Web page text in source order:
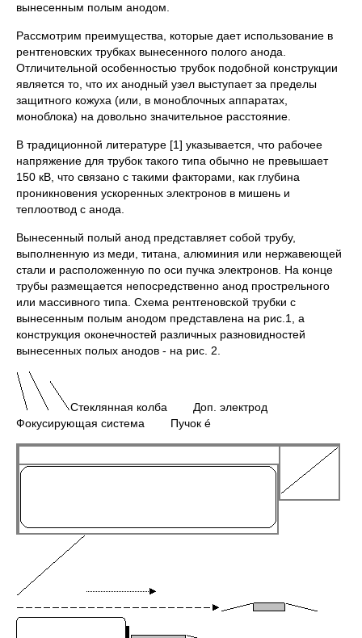
вынесенным полым анодом.
Рассмотрим преимущества, которые дает использование в
рентгеновских трубках вынесенного полого анода.
Отличительной особенностью трубок подобной конструкции
является то, что их анодный узел выступает за пределы
защитного кожуха (или, в моноблочных аппаратах,
моноблока) на довольно значительное расстояние.
В традиционной литературе [1] указывается, что рабочее
напряжение для трубок такого типа обычно не превышает
150 кВ, что связано с такими факторами, как глубина
проникновения ускоренных электронов в мишень и
теплоотвод с анода.
Вынесенный полый анод представляет собой трубу,
выполненную из меди, титана, алюминия или нержавеющей
стали и расположенную по оси пучка электронов. На конце
трубы размещается непосредственно анод прострельного
или массивного типа. Схема рентгеновской трубки с
вынесенным полым анодом представлена на рис.1, а
конструкция оконечностей различных разновидностей
вынесенных полых анодов - на рис. 2.
Стеклянная колба Доп. электрод
Фокусирующая система Пучок é